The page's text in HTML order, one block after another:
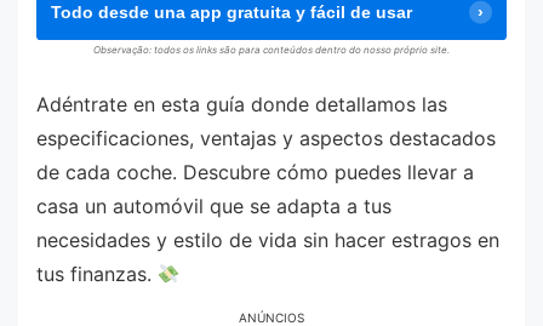
Todo desde una app gratuita y fácil de usar
Observação: todos os links são para conteúdos dentro do nosso próprio site.
Adéntrate en esta guía donde detallamos las
especificaciones, ventajas y aspectos destacados
de cada coche. Descubre cómo puedes llevar a
casa un automóvil que se adapta a tus
necesidades y estilo de vida sin hacer estragos en
tus finanzas.
ANÚNCIOS